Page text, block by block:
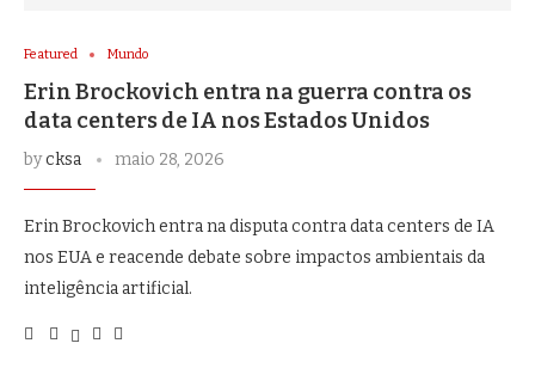
Featured Mundo
Erin Brockovich entra na guerra contra os
data centers de IA nos Estados Unidos
bycksa maio 28, 2026
Erin Brockovich entra na disputa contra data centers de IA
nos EUA e reacende debate sobre impactos ambientais da
inteligência artificial.